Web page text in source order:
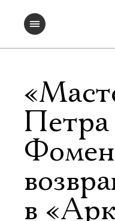
Петра
в